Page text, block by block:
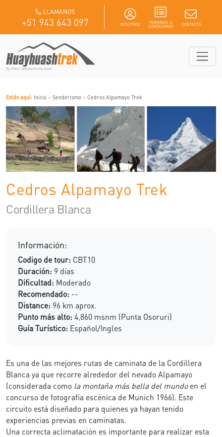
LLAMANOS
+51 943 643 097 NOSOTROS
TERMINOS &
CONDICIONES
CONTACTO
Estás aquí: Inicio » Senderismo » Cedros Alpamayo Trek
Cedros Alpamayo Trek
Cordillera Blanca
Información:
Codigo de tour: CBT10
Duración: 9 días
Dificultad: Moderado
Recomendado: --
Distance: 96 km aprox.
Punto más alto: 4,860 msnm (Punta Osoruri)
Guía Turístico: Español/Ingles
Es una de las mejores rutas de caminata de la Cordillera
Blanca ya que recorre alrededor del nevado Alpamayo
(considerada como la montaña más bella del mundoen el
concurso de fotografía escénica de Munich 1966). Este
circuito está diseñado para quienes ya hayan tenido
experiencias previas en caminatas.
Una correcta aclimatación es importante para realizar esta